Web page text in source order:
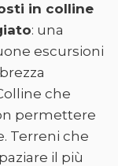
in colline
: una
escursioni
che
permettere
Terreni che
il più